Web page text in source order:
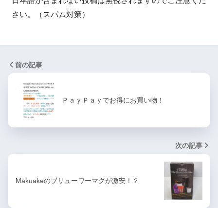
さい。（スパム対策）
前の記事
ＰａｙＰａｙでお得にお買い物！
次の記事
Makuakeのブリューワーマグが激安！？